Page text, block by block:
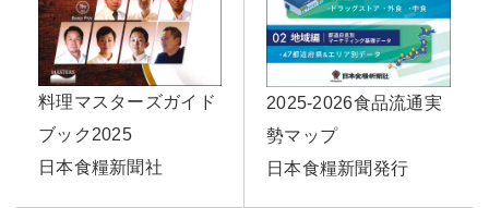
料理マスターズガイド
ブック2025
日本食糧新聞社
2025-2026食品流通実
勢マップ
日本食糧新聞発行